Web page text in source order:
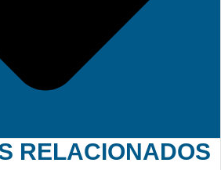
RELACIONADOS